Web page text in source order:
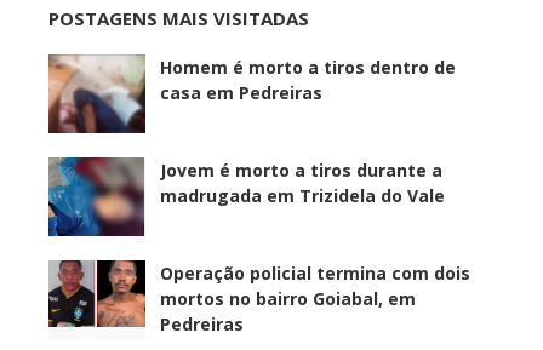
POSTAGENS MAIS VISITADAS
Homem é morto a tiros dentro de
casa em Pedreiras
Jovem é morto a tiros durante a
madrugada em Trizidela do Vale
Operação policial termina com dois
mortos no bairro Goiabal, em
Pedreiras